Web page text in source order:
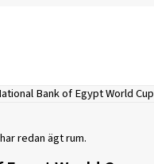
Bank of Egypt World Cup
redan ägt rum.